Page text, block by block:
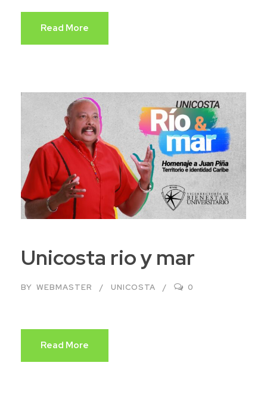
Read More
Unicosta rio y mar
BY WEBMASTER UNICOSTA 0
Read More